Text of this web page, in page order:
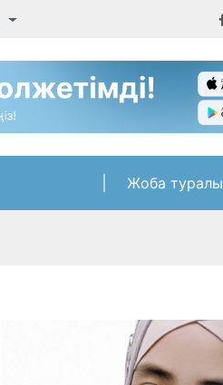
Жоба туралы